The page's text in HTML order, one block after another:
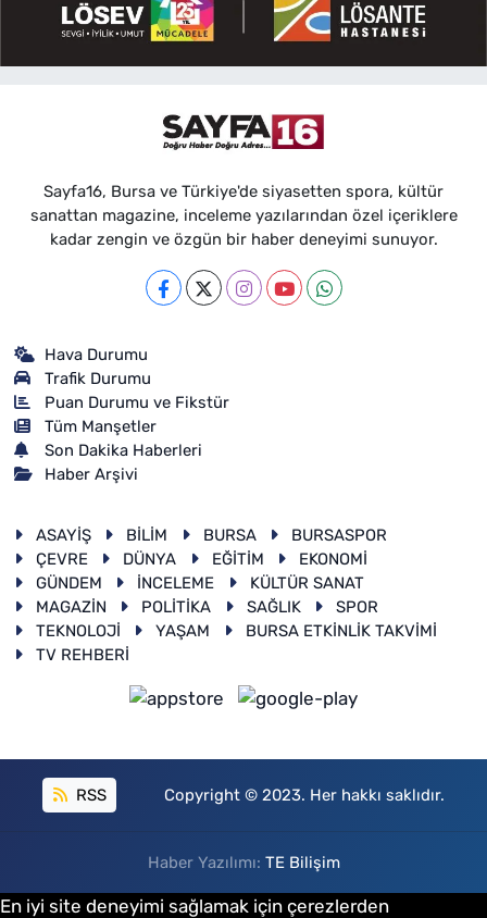
Sayfa16, Bursa ve Türkiye'de siyasetten spora, kültür
sanattan magazine, inceleme yazılarından özel içeriklere
kadar zengin ve özgün bir haber deneyimi sunuyor.
Hava Durumu
Trafik Durumu
Puan Durumu ve Fikstür
Tüm Manşetler
Son Dakika Haberleri
Haber Arşivi
ASAYİŞ BİLİM BURSA
BURSASPOR
ÇEVRE
DÜNYA EĞİTİM
EKONOMİ
GÜNDEM
İNCELEME
KÜLTÜR SANAT
MAGAZİN
POLİTİKA SAĞLIK
SPOR
TEKNOLOJİ
YAŞAM
BURSA ETKİNLİK TAKVİMİ
TV REHBERİ
RSS Copyright © 2023. Her hakkı saklıdır.
Haber Yazılımı: TE Bilişim
En iyi site deneyimi sağlamak için çerezlerden